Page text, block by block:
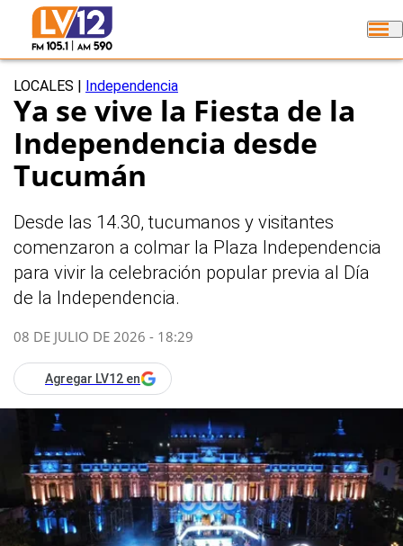
LOCALES Independencia
Ya se vive la Fiesta de la
Independencia desde
Tucumán
Desde las 14.30, tucumanos y visitantes
comenzaron a colmar la Plaza Independencia
para vivir la celebración popular previa al Día
de la Independencia.
08 DE JULIO DE 2026 - 18:29
Agregar LV12 en